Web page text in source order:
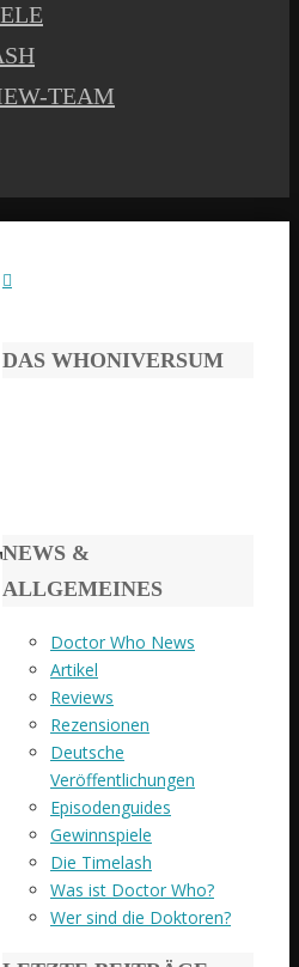
TEAM
DAS WHONIVERSUM
NEWS &
ALLGEMEINES
Doctor Who News
Artikel
Reviews
Rezensionen
Deutsche
Veröffentlichungen
Episodenguides
Gewinnspiele
Die Timelash
Was ist Doctor Who?
Wer sind die Doktoren?